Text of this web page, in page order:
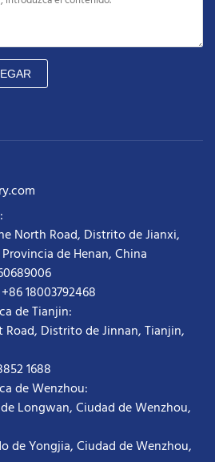
North Road, Distrito de Jianxi,
de Henan, China
18003792468
de Tianjin:
Road, Distrito de Jinnan, Tianjin,
1688
de Wenzhou:
Longwan, Ciudad de Wenzhou,
de Yongjia, Ciudad de Wenzhou,